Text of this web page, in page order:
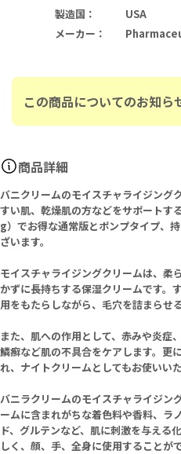
製造国 ：
USA
メーカー ：
この商品についてのお知ら
商品詳細
バニクリームのモイスチャライジング
すい肌、乾燥肌の方などをサポートす
g）でお得な通常版とポンプタイプ、
ざいます。
モイスチャライジングクリームは、柔
かずに長持ちする保湿クリームです。
用をもたらしながら、毛穴を詰まらせ
また、肌への作用として、赤みや炎症
鱗癬など肌の不具合をケアします。更
れ、ナイトクリームとしてもお使いいた
バニラクリームのモイスチャライジン
ームに含まれがちな着色料や香料、ラ
ド、グルテンなど、肌に刺激を与える
しく、顔、手、全身に使用することがで